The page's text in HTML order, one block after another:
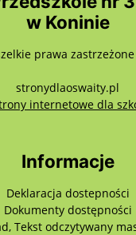
w Koninie
prawa
stronydlaoswaity.pl
internetowe dla
Informacje
Deklaracja dostepności
Dokumenty dostępności
Tekst odczytywany